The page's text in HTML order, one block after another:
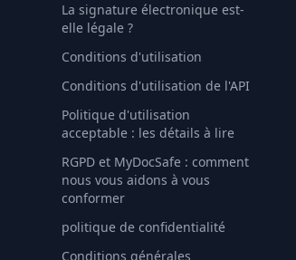
La signature électronique est-
elle légale ?
Conditions d'utilisation
Conditions d'utilisation de l'API
Politique d'utilisation
acceptable : les détails à lire
RGPD et MyDocSafe : comment
nous vous aidons à vous
conformer
politique de confidentialité
Conditions générales